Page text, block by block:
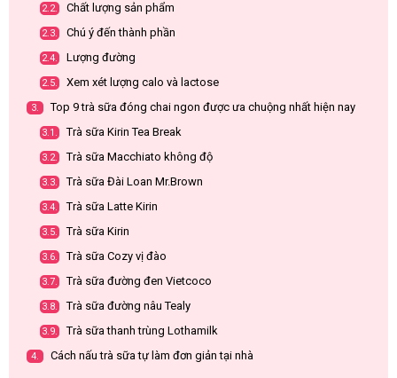
2.2. Chất lượng sản phẩm
2.3. Chú ý đến thành phần
2.4. Lượng đường
2.5. Xem xét lượng calo và lactose
3. Top 9 trà sữa đóng chai ngon được ưa chuộng nhất hiện nay
3.1. Trà sữa Kirin Tea Break
3.2. Trà sữa Macchiato không độ
3.3. Trà sữa Đài Loan Mr.Brown
3.4. Trà sữa Latte Kirin
3.5. Trà sữa Kirin
3.6. Trà sữa Cozy vị đào
3.7. Trà sữa đường đen Vietcoco
3.8. Trà sữa đường nâu Tealy
3.9. Trà sữa thanh trùng Lothamilk
4. Cách nấu trà sữa tự làm đơn giản tại nhà